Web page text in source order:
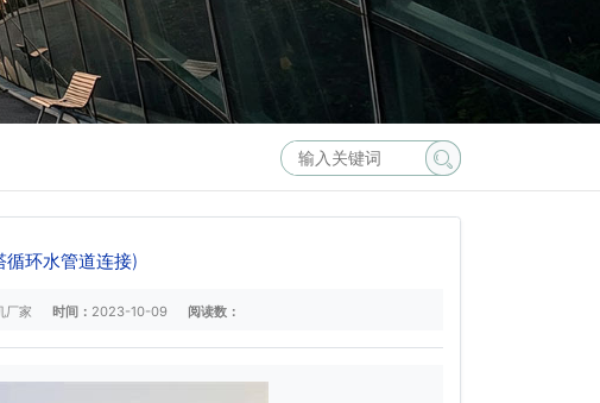
环水管道连接)
厂家 时间： 2023-10-09 阅读数：